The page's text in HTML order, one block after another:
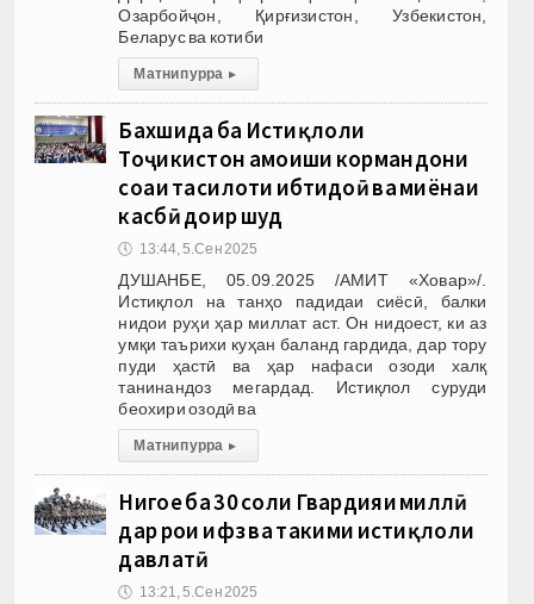
Озарбойҷон, Қирғизистон, Узбекистон,
Беларус ва котиби
Матни пурра ▸
Бахшида ба Истиқлоли
Тоҷикистон ҳамоиши кормандони
соҳаи таҳсилоти ибтидоӣ ва миёнаи
касбӣ доир шуд
🕔 13:44, 5.Сен 2025
ДУШАНБЕ, 05.09.2025 /АМИТ «Ховар»/.
Истиқлол на танҳо падидаи сиёсӣ, балки
нидои руҳи ҳар миллат аст. Он нидоест, ки аз
умқи таърихи куҳан баланд гардида, дар тору
пуди ҳастӣ ва ҳар нафаси озоди халқ
танинандоз мегардад. Истиқлол суруди
беохири озодӣ ва
Матни пурра ▸
Нигоҳе ба 30 соли Гвардияи миллӣ
дар роҳи ҳифз ва таҳкими истиқлоли
давлатӣ
🕔 13:21, 5.Сен 2025